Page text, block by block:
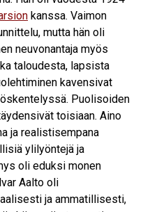
kanssa. Vaimon
mutta hän oli
neuvonantaja myös
taloudesta, lapsista
kavensivat
Puolisoiden
toisiaan. Aino
ja realistisempana
ylilyöntejä ja
oli eduksi monen
Aalto oli
ja ammatillisesti,